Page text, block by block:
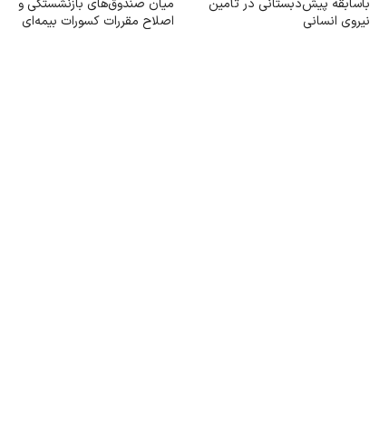
باسابقه پیش‌دبستانی در تأمین
نیروی انسانی
میان صندوق‌های بازنشستگی و
اصلاح مقررات کسورات بیمه‌ای